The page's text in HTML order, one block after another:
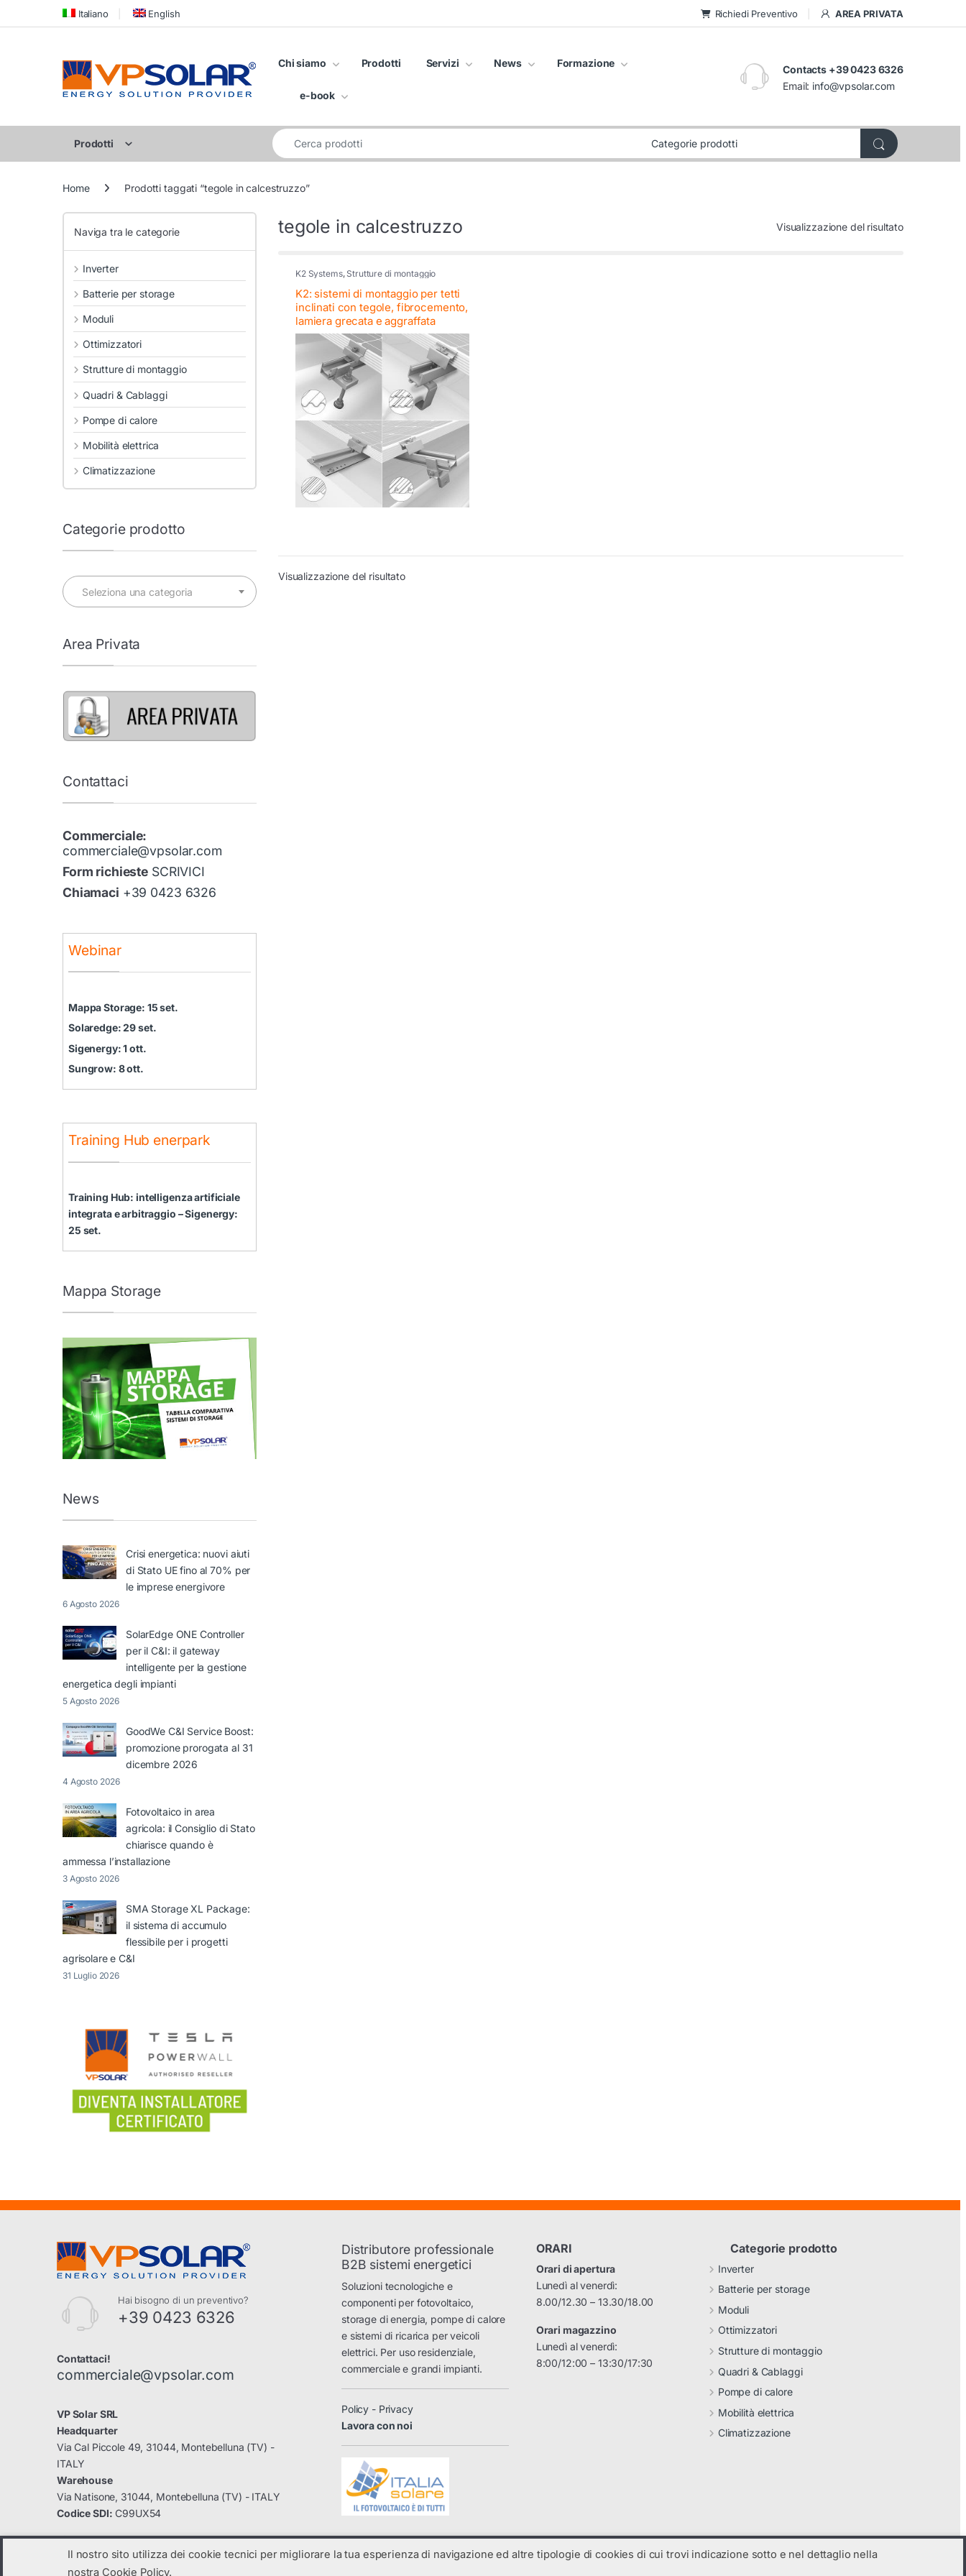
Skip to navigation
Skip to content Italiano English Richiedi Preventivo AREA PRIVATA
Chi siamo Prodotti Servizi News Formazione
e-book
Contacts +39 0423 6326
Email: info@vpsolar.com
Prodotti
Cerca per:
Home Prodotti taggati “tegole in calcestruzzo”
tegole in calcestruzzo Visualizzazione del risultato
K2 Systems, Strutture di montaggio
K2: sistemi di montaggio per tetti
inclinati con tegole, fibrocemento,
lamiera grecata e aggraffata
Visualizzazione del risultato
Naviga tra le categorie
Inverter
Batterie per storage
Moduli
Ottimizzatori
Strutture di montaggio
Quadri & Cablaggi
Pompe di calore
Mobilità elettrica
Climatizzazione
Categorie prodotto
Seleziona una categoria
Area Privata
Contattaci
Commerciale:
commerciale@vpsolar.com
Form richieste SCRIVICI
Chiamaci +39 0423 6326
Webinar
Mappa Storage: 15 set.
Solaredge: 29 set.
Sigenergy: 1 ott.
Sungrow: 8 ott.
Training Hub enerpark
Training Hub: intelligenza artificiale
integrata e arbitraggio – Sigenergy:
25 set.
Mappa Storage
News
Crisi energetica: nuovi aiuti
di Stato UE fino al 70% per
le imprese energivore
6 Agosto 2026
SolarEdge ONE Controller
per il C&I: il gateway
intelligente per la gestione
energetica degli impianti
5 Agosto 2026
GoodWe C&I Service Boost:
promozione prorogata al 31
dicembre 2026
4 Agosto 2026
Fotovoltaico in area
agricola: il Consiglio di Stato
chiarisce quando è
ammessa l’installazione
3 Agosto 2026
SMA Storage XL Package:
il sistema di accumulo
flessibile per i progetti
agrisolare e C&I
31 Luglio 2026
Hai bisogno di un preventivo?
+39 0423 6326
Contattaci!
commerciale@vpsolar.com
VP Solar SRL
Headquarter
Via Cal Piccole 49, 31044, Montebelluna (TV) -
ITALY
Warehouse
Via Natisone, 31044, Montebelluna (TV) - ITALY
Codice SDI: C99UX54
Distributore professionale
B2B sistemi energetici
Soluzioni tecnologiche e
componenti per fotovoltaico,
storage di energia, pompe di calore
e sistemi di ricarica per veicoli
elettrici. Per uso residenziale,
commerciale e grandi impianti.
Policy - Privacy
Lavora con noi
ORARI
Orari di apertura
Lunedì al venerdì:
8.00/12.30 – 13.30/18.00
Orari magazzino
Lunedì al venerdì:
8:00/12:00 – 13:30/17:30
Categorie prodotto
Inverter
Batterie per storage
Moduli
Ottimizzatori
Strutture di montaggio
Quadri & Cablaggi
Pompe di calore
Mobilità elettrica
Climatizzazione
Il nostro sito utilizza dei cookie tecnici per migliorare la tua esperienza di navigazione ed altre tipologie di cookies di cui trovi indicazione sotto e nel dettaglio nella
nostra Cookie Policy.